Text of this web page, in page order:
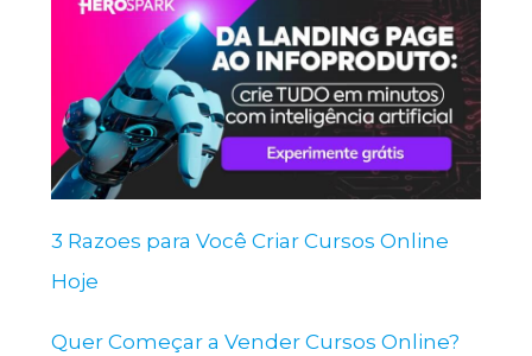
3 Razoes para Você Criar Cursos Online
Hoje
Quer Começar a Vender Cursos Online?